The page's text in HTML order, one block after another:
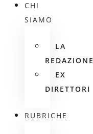
CHI
SIAMO
LA
REDAZIONE
EX
DIRETTORI
RUBRICHE